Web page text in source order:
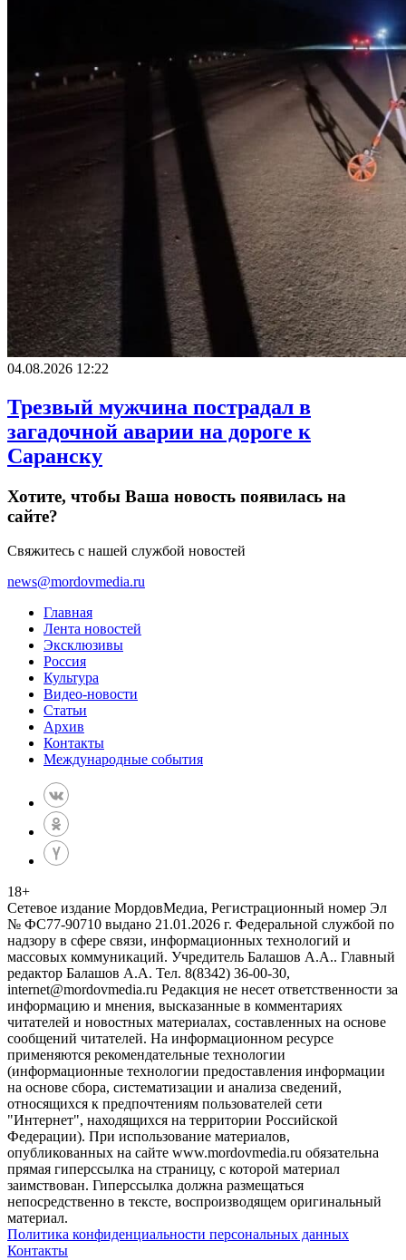
04.08.2026 12:22
Трезвый мужчина пострадал в
загадочной аварии на дороге к
Саранску
Хотите, чтобы Ваша новость появилась на
сайте?
Свяжитесь с нашей службой новостей
news@mordovmedia.ru
Главная
Лента новостей
Эксклюзивы
Россия
Культура
Видео-новости
Статьи
Архив
Контакты
Международные события
18+
Сетевое издание МордовМедиа, Регистрационный номер Эл
№ ФС77-90710 выдано 21.01.2026 г. Федеральной службой по
надзору в сфере связи, информационных технологий и
массовых коммуникаций. Учредитель Балашов А.А.. Главный
редактор Балашов А.А. Тел. 8(8342) 36-00-30,
internet@mordovmedia.ru Редакция не несет ответственности за
информацию и мнения, высказанные в комментариях
читателей и новостных материалах, составленных на основе
сообщений читателей. На информационном ресурсе
применяются рекомендательные технологии
(информационные технологии предоставления информации
на основе сбора, систематизации и анализа сведений,
относящихся к предпочтениям пользователей сети
"Интернет", находящихся на территории Российской
Федерации). При использование материалов,
опубликованных на сайте www.mordovmedia.ru обязательна
прямая гиперссылка на страницу, с которой материал
заимствован. Гиперссылка должна размещаться
непосредственно в тексте, воспроизводящем оригинальный
материал.
Политика конфиденциальности персональных данных
Контакты